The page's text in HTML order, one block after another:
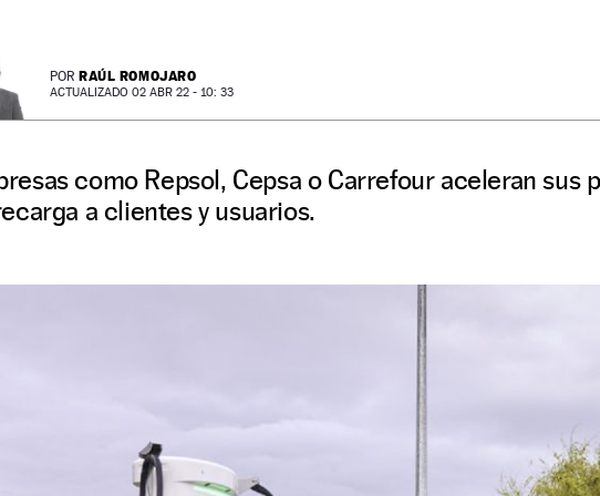
POR RAÚL ROMOJARO
ACTUALIZADO 02 ABR 22 - 10: 33
como Repsol, Cepsa o Carrefour aceleran sus
a clientes y usuarios.